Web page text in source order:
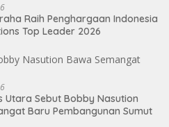
Raih Penghargaan Indonesia
Top Leader 2026
Utara Sebut Bobby Nasution
Baru Pembangunan Sumut